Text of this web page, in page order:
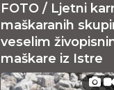
FOTO / Ljetni
maškaranih
veselim
maškare iz Istre